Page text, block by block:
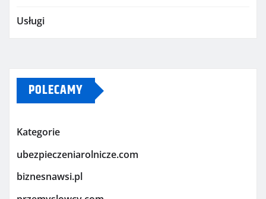
Usługi
POLECAMY
Kategorie
ubezpieczeniarolnicze.com
biznesnawsi.pl